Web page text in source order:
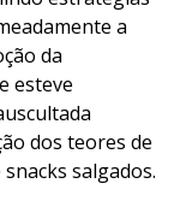
a
da
esteve
dos teores de
salgados.